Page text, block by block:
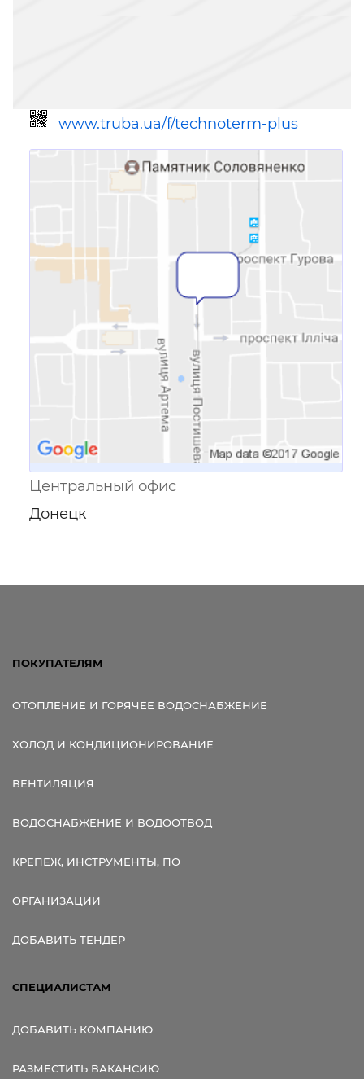
www.truba.ua/f/technoterm-plus
Ссылка для мобильных устройств
Центральный офис
Донецк
ПОКУПАТЕЛЯМ
ОТОПЛЕНИЕ И ГОРЯЧЕЕ ВОДОСНАБЖЕНИЕ
ХОЛОД И КОНДИЦИОНИРОВАНИЕ
ВЕНТИЛЯЦИЯ
ВОДОСНАБЖЕНИЕ И ВОДООТВОД
КРЕПЕЖ, ИНСТРУМЕНТЫ, ПО
ОРГАНИЗАЦИИ
ДОБАВИТЬ ТЕНДЕР
СПЕЦИАЛИСТАМ
ДОБАВИТЬ КОМПАНИЮ
РАЗМЕСТИТЬ ВАКАНСИЮ